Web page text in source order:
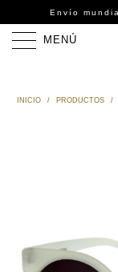
Envío
MENÚ
INICIO / PRODUCTOS /